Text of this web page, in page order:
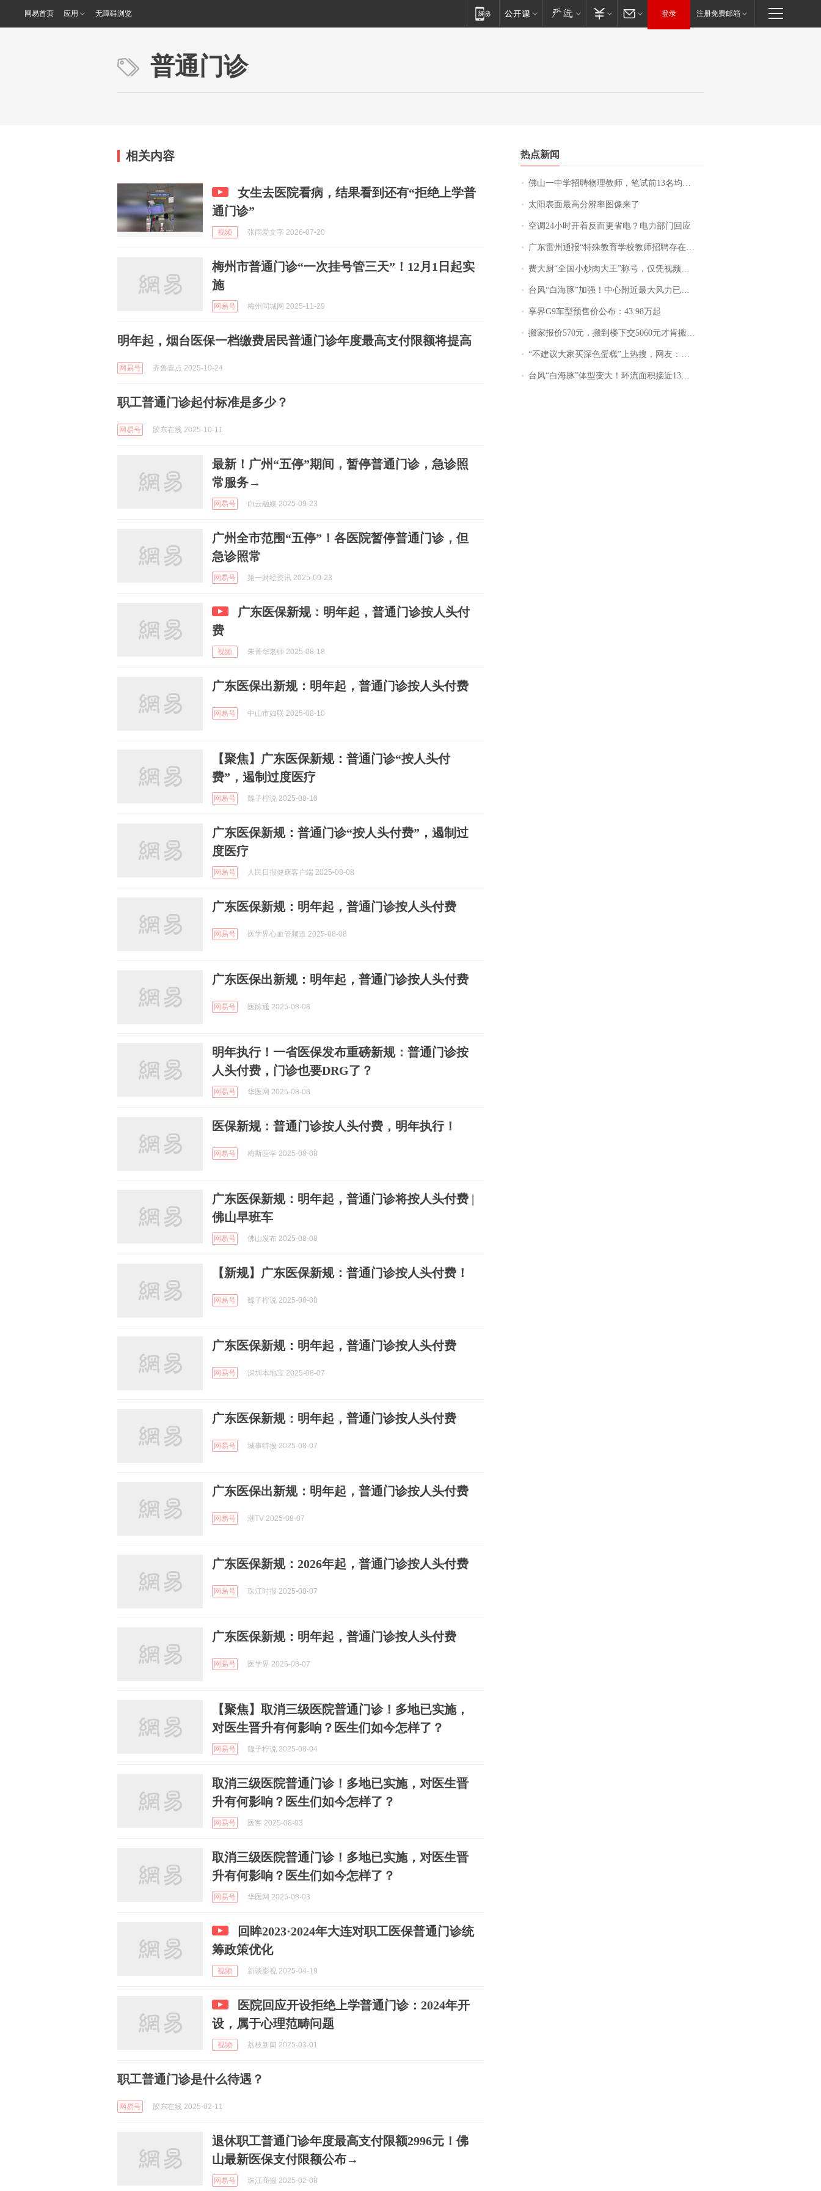
网易首页 应用 无障碍浏览 登录 注册免费邮箱
普通门诊
相关内容
女生去医院看病，结果看到还有“拒绝上学普
通门诊”
视频 张雨爱文字 2026-07-20
梅州市普通门诊“一次挂号管三天”！12月1日起实
施
网易号 梅州同城网 2025-11-29
明年起，烟台医保一档缴费居民普通门诊年度最高支付限额将提高
网易号 齐鲁壹点 2025-10-24
职工普通门诊起付标准是多少？
网易号 胶东在线 2025-10-11
最新！广州“五停”期间，暂停普通门诊，急诊照
常服务→
网易号 白云融媒 2025-09-23
广州全市范围“五停”！各医院暂停普通门诊，但
急诊照常
网易号 第一财经资讯 2025-09-23
广东医保新规：明年起，普通门诊按人头付
费
视频 朱菁华老师 2025-08-18
广东医保出新规：明年起，普通门诊按人头付费
网易号 中山市妇联 2025-08-10
【聚焦】广东医保新规：普通门诊“按人头付
费”，遏制过度医疗
网易号 魏子柠说 2025-08-10
广东医保新规：普通门诊“按人头付费”，遏制过
度医疗
网易号 人民日报健康客户端 2025-08-08
广东医保新规：明年起，普通门诊按人头付费
网易号 医学界心血管频道 2025-08-08
广东医保出新规：明年起，普通门诊按人头付费
网易号 医脉通 2025-08-08
明年执行！一省医保发布重磅新规：普通门诊按
人头付费，门诊也要DRG了？
网易号 华医网 2025-08-08
医保新规：普通门诊按人头付费，明年执行！
网易号 梅斯医学 2025-08-08
广东医保新规：明年起，普通门诊将按人头付费 |
佛山早班车
网易号 佛山发布 2025-08-08
【新规】广东医保新规：普通门诊按人头付费！
网易号 魏子柠说 2025-08-08
广东医保新规：明年起，普通门诊按人头付费
网易号 深圳本地宝 2025-08-07
广东医保新规：明年起，普通门诊按人头付费
网易号 城事特搜 2025-08-07
广东医保出新规：明年起，普通门诊按人头付费
网易号 潮TV 2025-08-07
广东医保新规：2026年起，普通门诊按人头付费
网易号 珠江时报 2025-08-07
广东医保新规：明年起，普通门诊按人头付费
网易号 医学界 2025-08-07
【聚焦】取消三级医院普通门诊！多地已实施，
对医生晋升有何影响？医生们如今怎样了？
网易号 魏子柠说 2025-08-04
取消三级医院普通门诊！多地已实施，对医生晋
升有何影响？医生们如今怎样了？
网易号 医客 2025-08-03
取消三级医院普通门诊！多地已实施，对医生晋
升有何影响？医生们如今怎样了？
网易号 华医网 2025-08-03
回眸2023·2024年大连对职工医保普通门诊统
筹政策优化
视频 新谈影视 2025-04-19
医院回应开设拒绝上学普通门诊：2024年开
设，属于心理范畴问题
视频 荔枝新闻 2025-03-01
职工普通门诊是什么待遇？
网易号 胶东在线 2025-02-11
退休职工普通门诊年度最高支付限额2996元！佛
山最新医保支付限额公布→
网易号 珠江商报 2025-02-08
热点新闻
佛山一中学招聘物理教师，笔试前13名均遭淘汰？教育局：已叫停招聘，成立调查组全面核查
太阳表面最高分辨率图像来了
空调24小时开着反而更省电？电力部门回应
广东雷州通报“特殊教育学校教师招聘存在违规行为”：已启动问责程序 副校长被停职
费大厨“全国小炒肉大王”称号，仅凭视频评出？中国烹饪协会回应
台风“白海豚”加强！中心附近最大风力已达15级 最新研判
享界G9车型预售价公布：43.98万起
搬家报价570元，搬到楼下交5060元才肯搬上楼！女子傻眼了……
“不建议大家买深色蛋糕”上热搜，网友：天塌了！
台风“白海豚”体型变大！环流面积接近13个浙江那么大